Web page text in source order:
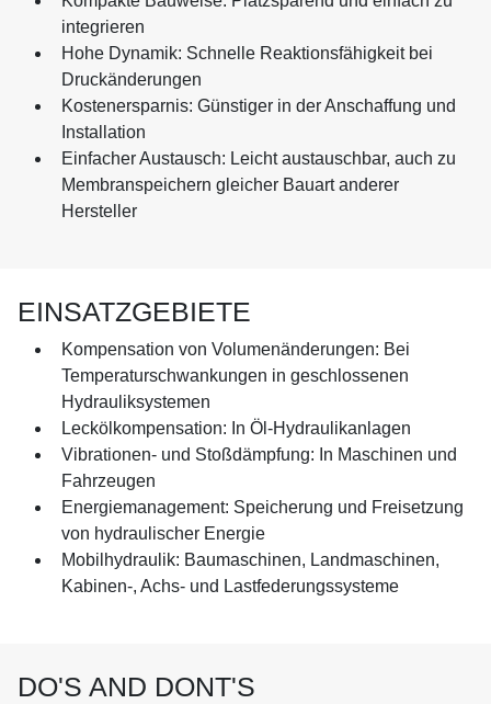
integrieren
Hohe Dynamik: Schnelle Reaktionsfähigkeit bei
Druckänderungen
Kostenersparnis: Günstiger in der Anschaffung und
Installation
Einfacher Austausch: Leicht austauschbar, auch zu
Membranspeichern gleicher Bauart anderer
Hersteller
EINSATZGEBIETE
Kompensation von Volumenänderungen: Bei
Temperaturschwankungen in geschlossenen
Hydrauliksystemen
Leckölkompensation: In Öl-Hydraulikanlagen
Vibrationen- und Stoßdämpfung: In Maschinen und
Fahrzeugen
Energiemanagement: Speicherung und Freisetzung
von hydraulischer Energie
Mobilhydraulik: Baumaschinen, Landmaschinen,
Kabinen-, Achs- und Lastfederungssysteme
DO'S AND DONT'S